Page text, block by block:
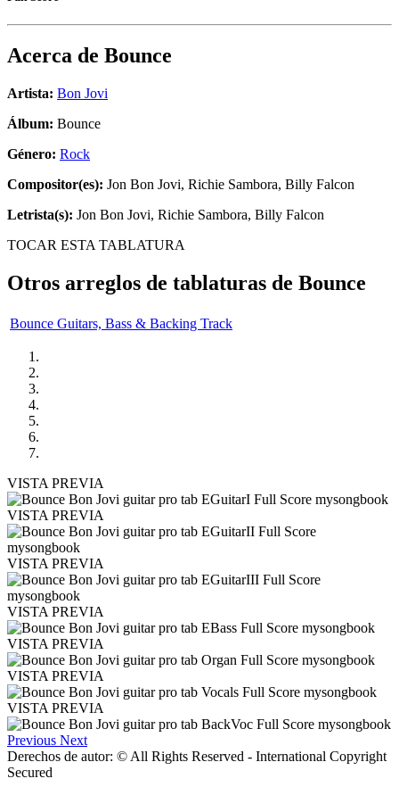
Acerca de Bounce
Artista: Bon Jovi
Álbum: Bounce
Género: Rock
Compositor(es): Jon Bon Jovi, Richie Sambora, Billy Falcon
Letrista(s): Jon Bon Jovi, Richie Sambora, Billy Falcon
TOCAR ESTA TABLATURA
Otros arreglos de tablaturas de Bounce
Bounce Guitars, Bass & Backing Track
VISTA PREVIA
VISTA PREVIA
VISTA PREVIA
VISTA PREVIA
VISTA PREVIA
VISTA PREVIA
VISTA PREVIA
Previous Next
Derechos de autor: © All Rights Reserved - International Copyright
Secured